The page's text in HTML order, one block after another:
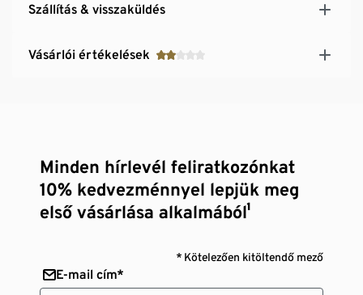
Szállítás & visszaküldés
Vásárlói értékelések
Minden hírlevél feliratkozónkat
10% kedvezménnyel lepjük meg
első vásárlása alkalmából¹
* Kötelezően kitöltendő mező
E-mail cím*